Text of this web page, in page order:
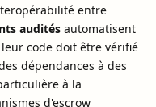
entre
audités automatisent
code doit être vérifié
dépendances à des
à la
d'escrow